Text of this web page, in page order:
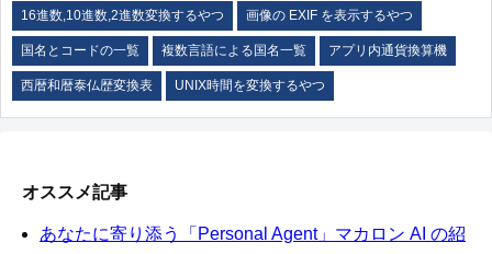
16進数,10進数,2進数変換するやつ 画像の EXIF を表示するやつ
国名とコードの一覧 複数言語による国名一覧 アプリ内通貨換算機
西暦和暦泰仏歴変換表 UNIX時間を変換するやつ
オススメ記事
あなたに寄り添う「Personal Agent」マカロン AI の紹